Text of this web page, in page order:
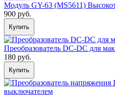
Модуль GY-63 (MS5611)
900 руб.
Купить
Преобразователь DC-DC для
180 руб.
Купить